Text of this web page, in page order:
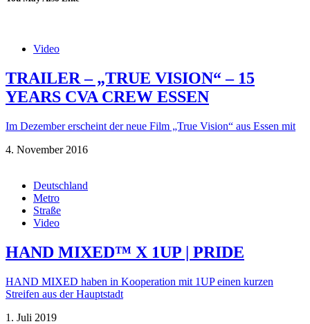
Video
TRAILER – „TRUE VISION“ – 15
YEARS CVA CREW ESSEN
Im Dezember erscheint der neue Film „True Vision“ aus Essen mit
4. November 2016
Deutschland
Metro
Straße
Video
HAND MIXED™ X 1UP | PRIDE
HAND MIXED haben in Kooperation mit 1UP einen kurzen
Streifen aus der Hauptstadt
1. Juli 2019